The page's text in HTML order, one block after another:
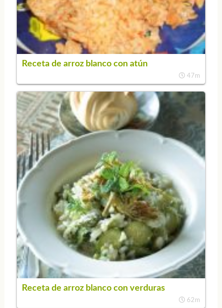
Receta de arroz blanco con atún
47m
Receta de arroz blanco con verduras
62m